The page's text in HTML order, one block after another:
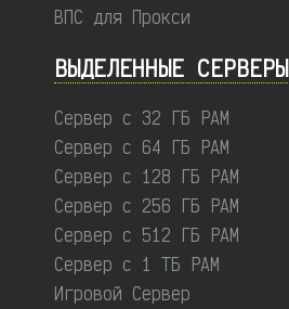
ВПС для Прокси
ВЫДЕЛЕННЫЕ CЕРВЕРЫ
Сервер с 32 ГБ РАМ
Сервер с 64 ГБ РАМ
Сервер с 128 ГБ РАМ
Сервер с 256 ГБ РАМ
Сервер с 512 ГБ РАМ
Сервер с 1 ТБ РАМ
Игровой Сервер